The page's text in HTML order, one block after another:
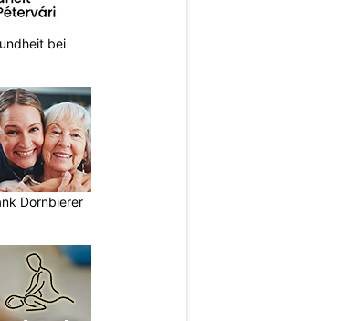
bei
Dornbierer